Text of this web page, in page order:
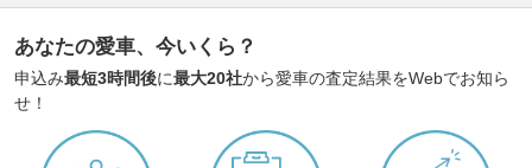
あなたの愛車、今いくら？
申込み最短3時間後に最大20社から愛車の査定結果をWebでお知ら
せ！